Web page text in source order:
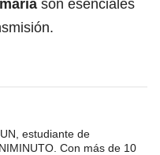
son esenciales
estudiante de
Con más de 10